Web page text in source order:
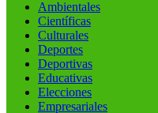
Ambientales
Científicas
Culturales
Deportes
Deportivas
Educativas
Elecciones
Empresariales